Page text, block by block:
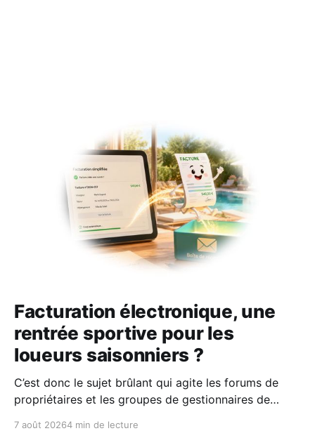
Facturation électronique, une
rentrée sportive pour les
loueurs saisonniers ?
C’est donc le sujet brûlant qui agite les forums de
propriétaires et les groupes de gestionnaires de
obligatoire débarque le 1er septembre 2026 et les
7 août 20264 min de lecture